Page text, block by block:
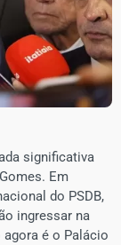
significativa
Em
do PSDB,
ingressar na
é o Palácio